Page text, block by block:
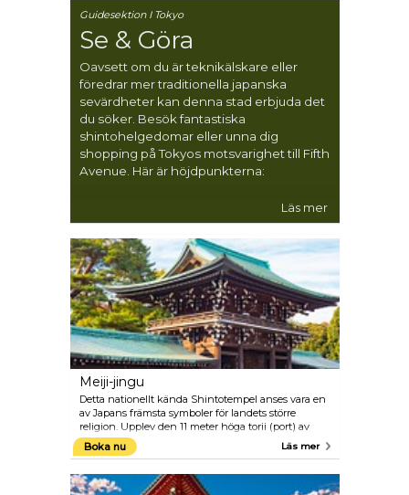
Guidesektion I Tokyo
Se & Göra
Oavsett om du är teknikälskare eller
föredrar mer traditionella japanska
sevärdheter kan denna stad erbjuda det
du söker. Besök fantastiska
shintohelgedomar eller unna dig
shopping på Tokyos motsvarighet till Fifth
Avenue. Här är höjdpunkterna:
Läs mer
Meiji-jingu
Detta nationellt kända Shintotempel anses vara en
av Japans främsta symboler för landets större
religion. Upplev den 11 meter höga torii (port) av
cypressträd innan du fridfullt vandrar längs
slingrande stigar till den underbara inre
Boka nu Läs mer